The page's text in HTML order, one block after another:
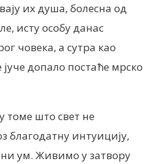
их душа, болесна од
исту особу данас
човека, а сутра као
допало постаће мрско
томе што свет не
благодатну интуицију,
ум. Живимо у затвору